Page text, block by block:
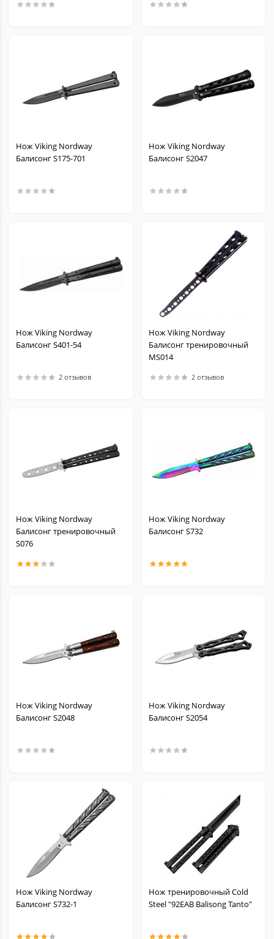
Нож Viking Nordway
Балисонг S175-701
Нож Viking Nordway
Балисонг S2047
Нож Viking Nordway
Балисонг S401-54
2 отзывов
Нож Viking Nordway
Балисонг тренировочный
MS014
2 отзывов
Нож Viking Nordway
Балисонг тренировочный
S076
Нож Viking Nordway
Балисонг S732
Нож Viking Nordway
Балисонг S2048
Нож Viking Nordway
Балисонг S2054
Нож Viking Nordway
Балисонг S732-1
Нож тренировочный Cold
Steel "92EAB Balisong Tanto"